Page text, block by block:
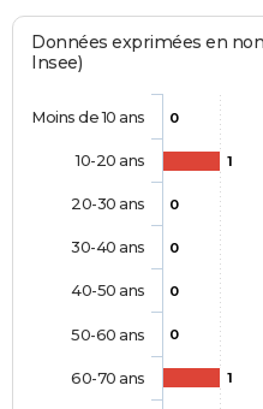
Données exprimées en
Insee)
0
1
0
0
0
0
1
Moins de 10 ans
10-20 ans
20-30 ans
30-40 ans
40-50 ans
50-60 ans
60-70 ans